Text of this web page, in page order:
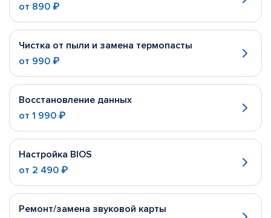
от 890 ₽
Чистка от пыли и замена термопасты
от 990 ₽
Восстановление данных
от 1 990 ₽
Настройка BIOS
от 2 490 ₽
Ремонт/замена звуковой карты